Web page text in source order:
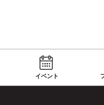
イベント